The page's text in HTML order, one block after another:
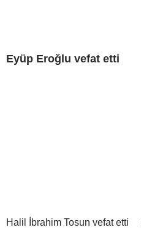
Eyüp Eroğlu vefat etti
Halil İbrahim Tosun vefat etti